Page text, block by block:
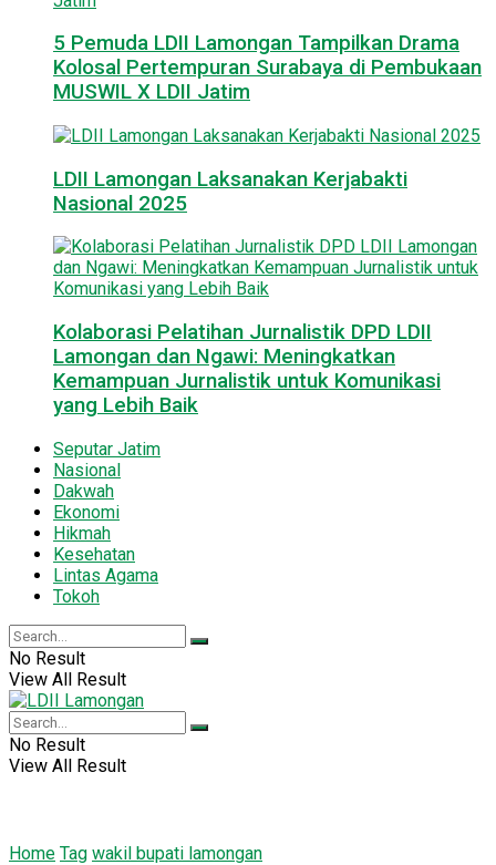
5 Pemuda LDII Lamongan Tampilkan Drama
Kolosal Pertempuran Surabaya di Pembukaan
MUSWIL X LDII Jatim
LDII Lamongan Laksanakan Kerjabakti
Nasional 2025
Kolaborasi Pelatihan Jurnalistik DPD LDII
Lamongan dan Ngawi: Meningkatkan
Kemampuan Jurnalistik untuk Komunikasi
yang Lebih Baik
Seputar Jatim
Nasional
Dakwah
Ekonomi
Hikmah
Kesehatan
Lintas Agama
Tokoh
No Result
View All Result
No Result
View All Result
Home Tag wakil bupati lamongan